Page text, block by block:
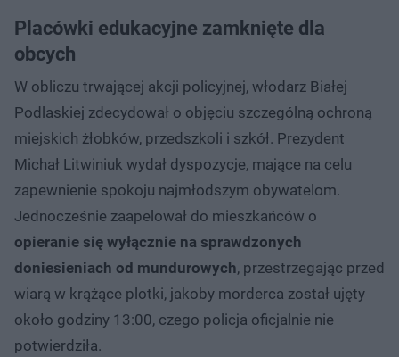
Placówki edukacyjne zamknięte dla
obcych
W obliczu trwającej akcji policyjnej, włodarz Białej
Podlaskiej zdecydował o objęciu szczególną ochroną
miejskich żłobków, przedszkoli i szkół. Prezydent
Michał Litwiniuk wydał dyspozycje, mające na celu
zapewnienie spokoju najmłodszym obywatelom.
Jednocześnie zaapelował do mieszkańców o
opieranie się wyłącznie na sprawdzonych
doniesieniach od mundurowych, przestrzegając przed
wiarą w krążące plotki, jakoby morderca został ujęty
około godziny 13:00, czego policja oficjalnie nie
potwierdziła.